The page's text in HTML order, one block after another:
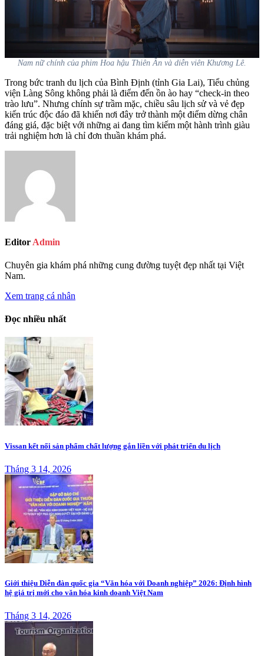
Nam nữ chính của phim Hoa hậu Thiên Ân và diễn viên Khương Lê.
Trong bức tranh du lịch của Bình Định (tỉnh Gia Lai), Tiểu chủng
viện Làng Sông không phải là điểm đến ồn ào hay “check-in theo
trào lưu”. Nhưng chính sự trầm mặc, chiều sâu lịch sử và vẻ đẹp
kiến trúc độc đáo đã khiến nơi đây trở thành một điểm dừng chân
đáng giá, đặc biệt với những ai đang tìm kiếm một hành trình giàu
trải nghiệm hơn là chỉ đơn thuần khám phá.
Editor Admin
Chuyên gia khám phá những cung đường tuyệt đẹp nhất tại Việt
Nam.
Xem trang cá nhân
Đọc nhiều nhất
Vissan kết nối sản phẩm chất lượng gắn liền với phát triển du lịch
Tháng 3 14, 2026
Giới thiệu Diễn đàn quốc gia “Văn hóa với Doanh nghiệp” 2026: Định hình
hệ giá trị mới cho văn hóa kinh doanh Việt Nam
Tháng 3 14, 2026